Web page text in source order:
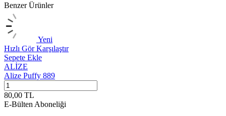
Benzer Ürünler
Yeni
Hızlı GörKarşılaştır
Sepete Ekle
ALİZE
Alize Puffy 889
80,00 TL
E-Bülten Aboneliği